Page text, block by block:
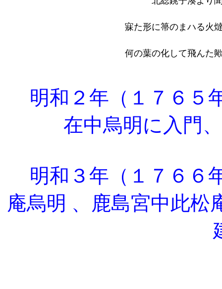
寐た形に箒のまハる火
何の葉の化して飛んた
明和２年（１７６５
在中烏明に入門
明和３年（１７６６
庵烏明 、鹿島宮中此松